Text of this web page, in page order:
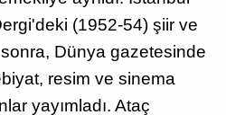
(1952-54) şiir ve
Dünya gazetesinde
resim ve sinema
yayımladı. Ataç